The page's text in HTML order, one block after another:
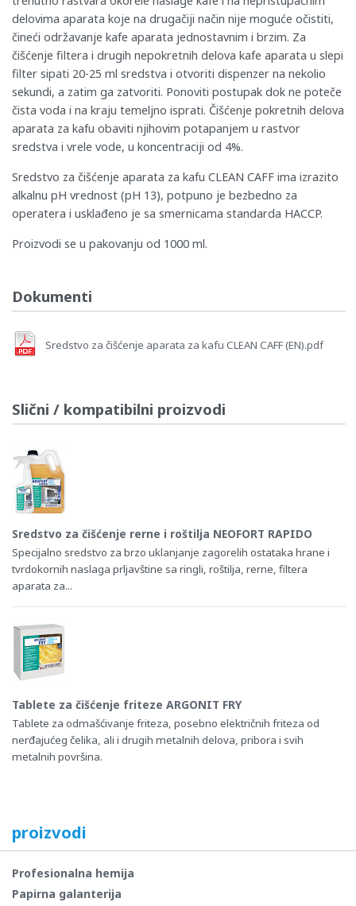
delovima aparata koje na drugačiji način nije moguće očistiti,
čineći održavanje kafe aparata jednostavnim i brzim. Za
čišćenje filtera i drugih nepokretnih delova kafe aparata u slepi
filter sipati 20-25 ml sredstva i otvoriti dispenzer na nekolio
sekundi, a zatim ga zatvoriti. Ponoviti postupak dok ne poteče
čista voda i na kraju temeljno isprati. Čišćenje pokretnih delova
aparata za kafu obaviti njihovim potapanjem u rastvor
sredstva i vrele vode, u koncentraciji od 4%.
Sredstvo za čišćenje aparata za kafu CLEAN CAFF ima izrazito
alkalnu pH vrednost (pH 13), potpuno je bezbedno za
operatera i usklađeno je sa smernicama standarda HACCP.
Proizvodi se u pakovanju od 1000 ml.
Dokumenti
Sredstvo za čišćenje aparata za kafu CLEAN CAFF (EN).pdf
Slični / kompatibilni proizvodi
Sredstvo za čišćenje rerne i roštilja NEOFORT RAPIDO
Specijalno sredstvo za brzo uklanjanje zagorelih ostataka hrane i
tvrdokornih naslaga prljavštine sa ringli, roštilja, rerne, filtera
aparata za...
Tablete za čišćenje friteze ARGONIT FRY
Tablete za odmašćivanje friteza, posebno električnih friteza od
nerđajućeg čelika, ali i drugih metalnih delova, pribora i svih
metalnih površina.
proizvodi
Profesionalna hemija
Papirna galanterija